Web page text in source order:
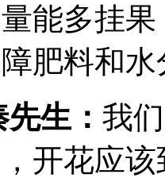
能多挂
肥料和
生： 我
开花应